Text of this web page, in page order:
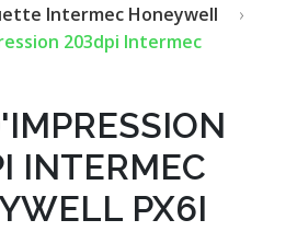
Intermec Honeywell
203dpi Intermec
INTERMEC
PX6I